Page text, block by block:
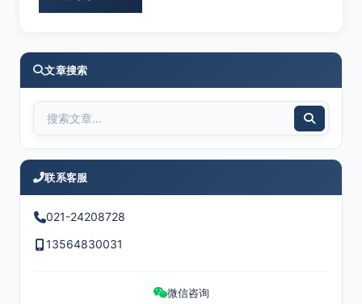
文章搜索
联系客服
021-24208728
13564830031
微信咨询